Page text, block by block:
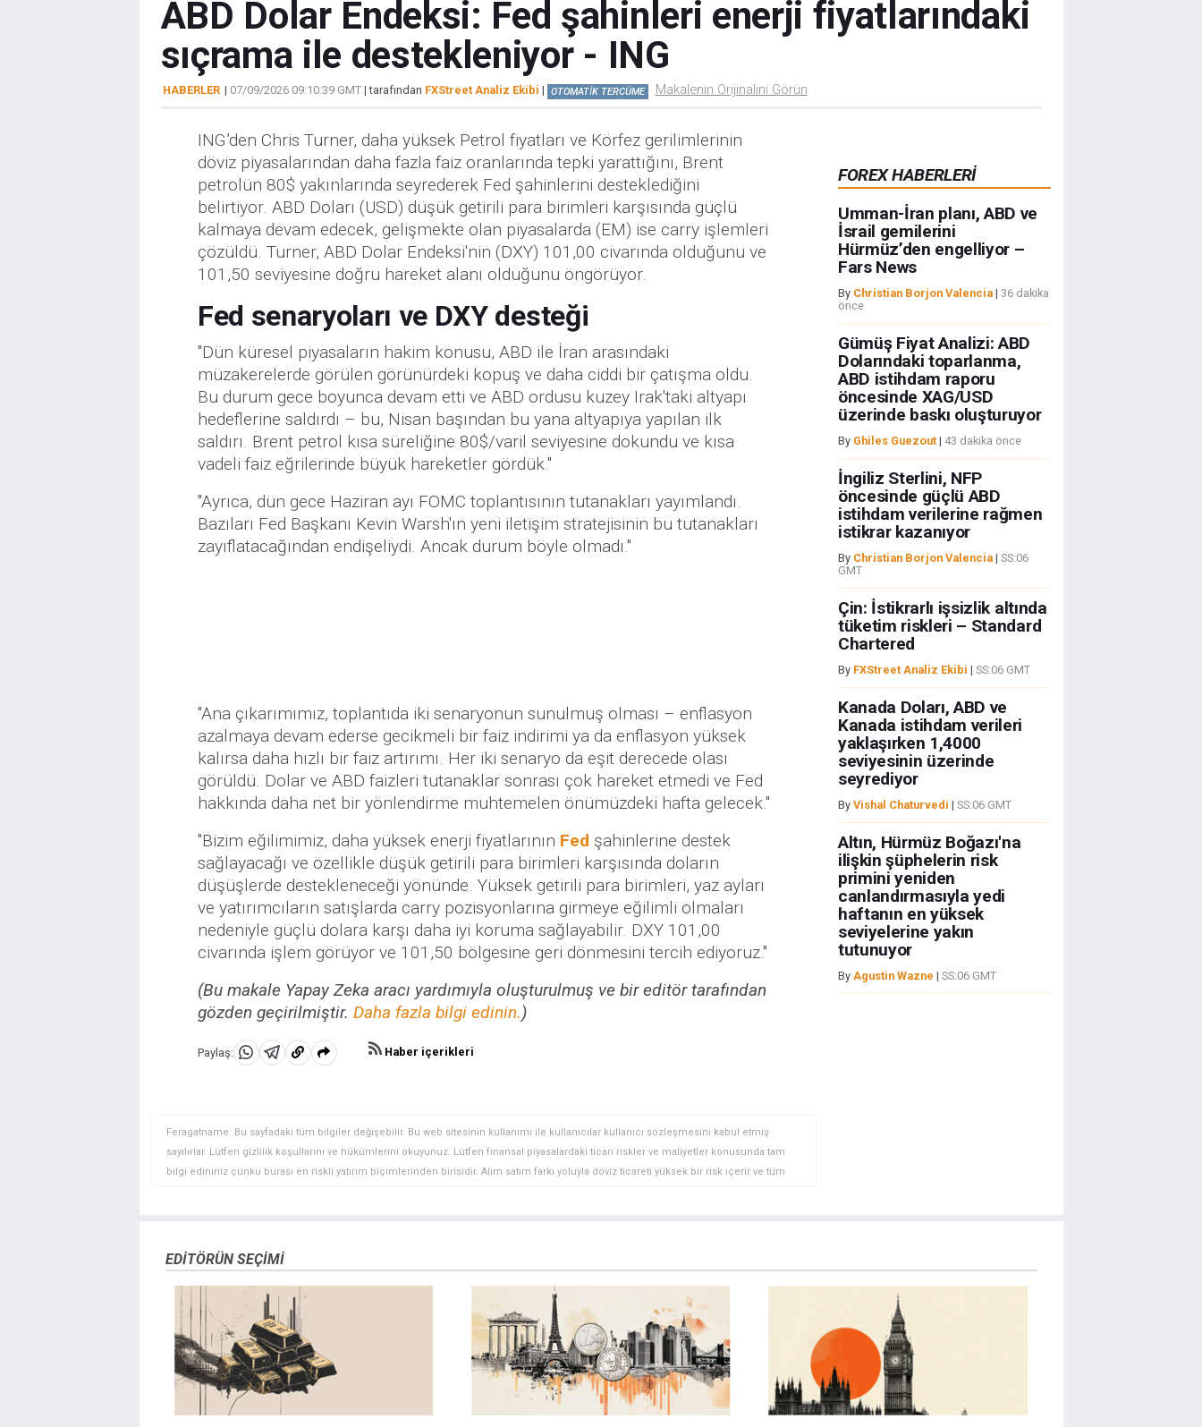
ABD Dolar Endeksi: Fed şahinleri enerji fiyatlarındaki
sıçrama ile destekleniyor - ING
HABERLER | 07/09/2026 09:10:39 GMT| tarafından FXStreet Analiz Ekibi | OTOMATİK TERCÜME Makalenin Orijinalini Görün
ING’den Chris Turner, daha yüksek Petrol fiyatları ve Körfez gerilimlerinin
döviz piyasalarından daha fazla faiz oranlarında tepki yarattığını, Brent
petrolün 80$ yakınlarında seyrederek Fed şahinlerini desteklediğini
belirtiyor. ABD Doları (USD) düşük getirili para birimleri karşısında güçlü
kalmaya devam edecek, gelişmekte olan piyasalarda (EM) ise carry işlemleri
çözüldü. Turner, ABD Dolar Endeksi'nin (DXY) 101,00 civarında olduğunu ve
101,50 seviyesine doğru hareket alanı olduğunu öngörüyor.
Fed senaryoları ve DXY desteği
"Dün küresel piyasaların hakim konusu, ABD ile İran arasındaki
müzakerelerde görülen görünürdeki kopuş ve daha ciddi bir çatışma oldu.
Bu durum gece boyunca devam etti ve ABD ordusu kuzey Irak'taki altyapı
hedeflerine saldırdı – bu, Nisan başından bu yana altyapıya yapılan ilk
saldırı. Brent petrol kısa süreliğine 80$/varil seviyesine dokundu ve kısa
vadeli faiz eğrilerinde büyük hareketler gördük."
"Ayrıca, dün gece Haziran ayı FOMC toplantısının tutanakları yayımlandı.
Bazıları Fed Başkanı Kevin Warsh'ın yeni iletişim stratejisinin bu tutanakları
zayıflatacağından endişeliydi. Ancak durum böyle olmadı."
"Ana çıkarımımız, toplantıda iki senaryonun sunulmuş olması – enflasyon
azalmaya devam ederse gecikmeli bir faiz indirimi ya da enflasyon yüksek
kalırsa daha hızlı bir faiz artırımı. Her iki senaryo da eşit derecede olası
görüldü. Dolar ve ABD faizleri tutanaklar sonrası çok hareket etmedi ve Fed
hakkında daha net bir yönlendirme muhtemelen önümüzdeki hafta gelecek."
"Bizim eğilimimiz, daha yüksek enerji fiyatlarının Fed şahinlerine destek
sağlayacağı ve özellikle düşük getirili para birimleri karşısında doların
düşüşlerde destekleneceği yönünde. Yüksek getirili para birimleri, yaz ayları
ve yatırımcıların satışlarda carry pozisyonlarına girmeye eğilimli olmaları
nedeniyle güçlü dolara karşı daha iyi koruma sağlayabilir. DXY 101,00
civarında işlem görüyor ve 101,50 bölgesine geri dönmesini tercih ediyoruz."
(Bu makale Yapay Zeka aracı yardımıyla oluşturulmuş ve bir editör tarafından
gözden geçirilmiştir. Daha fazla bilgi edinin.)
Paylaş:
WhatsApp'da
Telegram'da
Panoya
Haber içerikleri
Feragatname: Bu sayfadaki tüm bilgiler değişebilir. Bu web sitesinin kullanımı ile kullanıcılar kullanıcı sözleşmesini kabul etmiş
sayılırlar. Lütfen gizlilik koşullarını ve hükümlerini okuyunuz. Lütfen finansal piyasalardaki ticari riskler ve maliyetler konusunda tam
bilgi edininiz çünkü burası en riskli yatırım biçimlerinden birisidir. Alım satım farkı yoluyla döviz ticareti yüksek bir risk içerir ve tüm
doğrulamak zorunda değildir. FXStreet’de verilen herhangi bir görüş, haber, araştırma, analiz, fiyatlar veya fxstreet.comtarafından bu
sitede yayınlanan bilgiler çalışanlar, ortaklar yada katkıda bulunanlar tarafından genel piyasa yorumu olarak verilmiştir ve yatırım
danışmanlığı teşkil etmemektedir. FXStreet bu tür bilgilerin kullanımı nedeniyle doğrudan yada dolaylı olarak ortaya çıkabilecek
herhangi bir kar kaybı herhangi bir sınırlama olmaksızın herhangi bir kayıp ya da hasar için sorumluluk kabul etmemektedir.
FOREX HABERLERİ
Umman-İran planı, ABD ve
İsrail gemilerini
Hürmüz’den engelliyor –
Fars News
By Christian Borjon Valencia| 36 dakika
önce
Gümüş Fiyat Analizi: ABD
Dolarındaki toparlanma,
ABD istihdam raporu
öncesinde XAG/USD
üzerinde baskı oluşturuyor
By Ghiles Guezout| 43 dakika önce
İngiliz Sterlini, NFP
öncesinde güçlü ABD
istihdam verilerine rağmen
istikrar kazanıyor
By Christian Borjon Valencia| SS:06
GMT
Çin: İstikrarlı işsizlik altında
tüketim riskleri – Standard
Chartered
By FXStreet Analiz Ekibi | SS:06 GMT
Kanada Doları, ABD ve
Kanada istihdam verileri
yaklaşırken 1,4000
seviyesinin üzerinde
seyrediyor
By Vishal Chaturvedi | SS:06 GMT
Altın, Hürmüz Boğazı'na
ilişkin şüphelerin risk
primini yeniden
canlandırmasıyla yedi
haftanın en yüksek
seviyelerine yakın
tutunuyor
By Agustin Wazne | SS:06 GMT
EDITÖRÜN SEÇIMI